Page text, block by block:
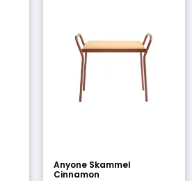
Anyone Skammel
Cinnamon